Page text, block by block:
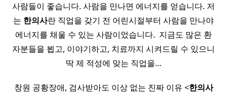
사람들이 좋습니다. 사람을 만나면 에너지를 얻습니다. 저
는 한의사란 직업을 갖기 전 어린시절부터 사람을 만나야
에너지를 채울 수 있는 사람이었습니다. ​ 지금도 많은 환
자분들을 뵙고, 이야기하고, 치료까지 시켜드릴 수 있으니
딱 제 적성에 맞는 직업을…
창원 공황장애, 검사받아도 이상 없는 진짜 이유 <한의사